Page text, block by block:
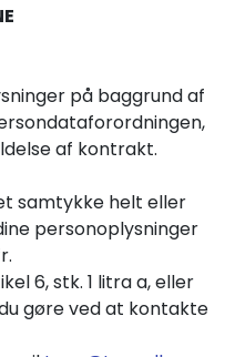
på baggrund af
af kontrakt.
samtykke helt eller
personoplysninger
6, stk. 1 litra a, eller
gøre ved at kontakte